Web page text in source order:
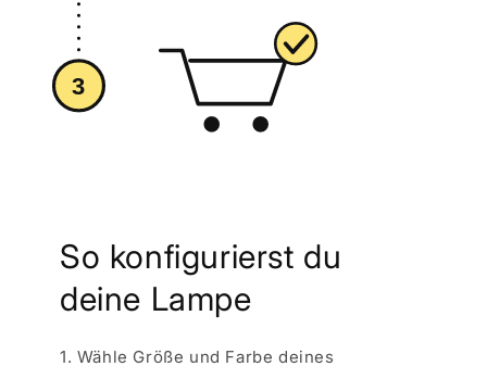
So konfigurierst du
deine Lampe
1. Wähle Größe und Farbe deines